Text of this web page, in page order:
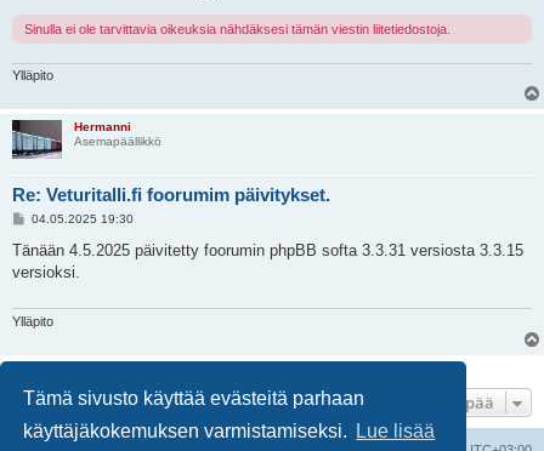
Tämä sivusto käyttää evästeitä parhaan
käyttäjäkokemuksen varmistamiseksi.
Lue lisää
Sinulla ei ole tarvittavia oikeuksia nähdäksesi tämän viestin liitetiedostoja.
Ylläpito
Hermanni
Asemapäällikkö
Re: Veturitalli.fi foorumim päivitykset.
V
e
t
04.05.2025 19:30
Tänään 4.5.2025 päivitetty foorumin phpBB softa 3.3.31 versiosta 3.3.15
versioksi.
Ylläpito
Hyppää